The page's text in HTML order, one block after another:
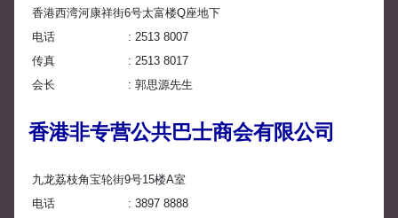
香港西湾河康祥街6号太富楼Q座地下
电话
2513 8007
传真
2513 8017
会长
郭思源先生
香港非专营公共巴士商会有限公司
九龙荔枝角宝轮街9号15楼A室
电话
3897 8888